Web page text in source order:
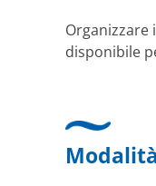
disponibile